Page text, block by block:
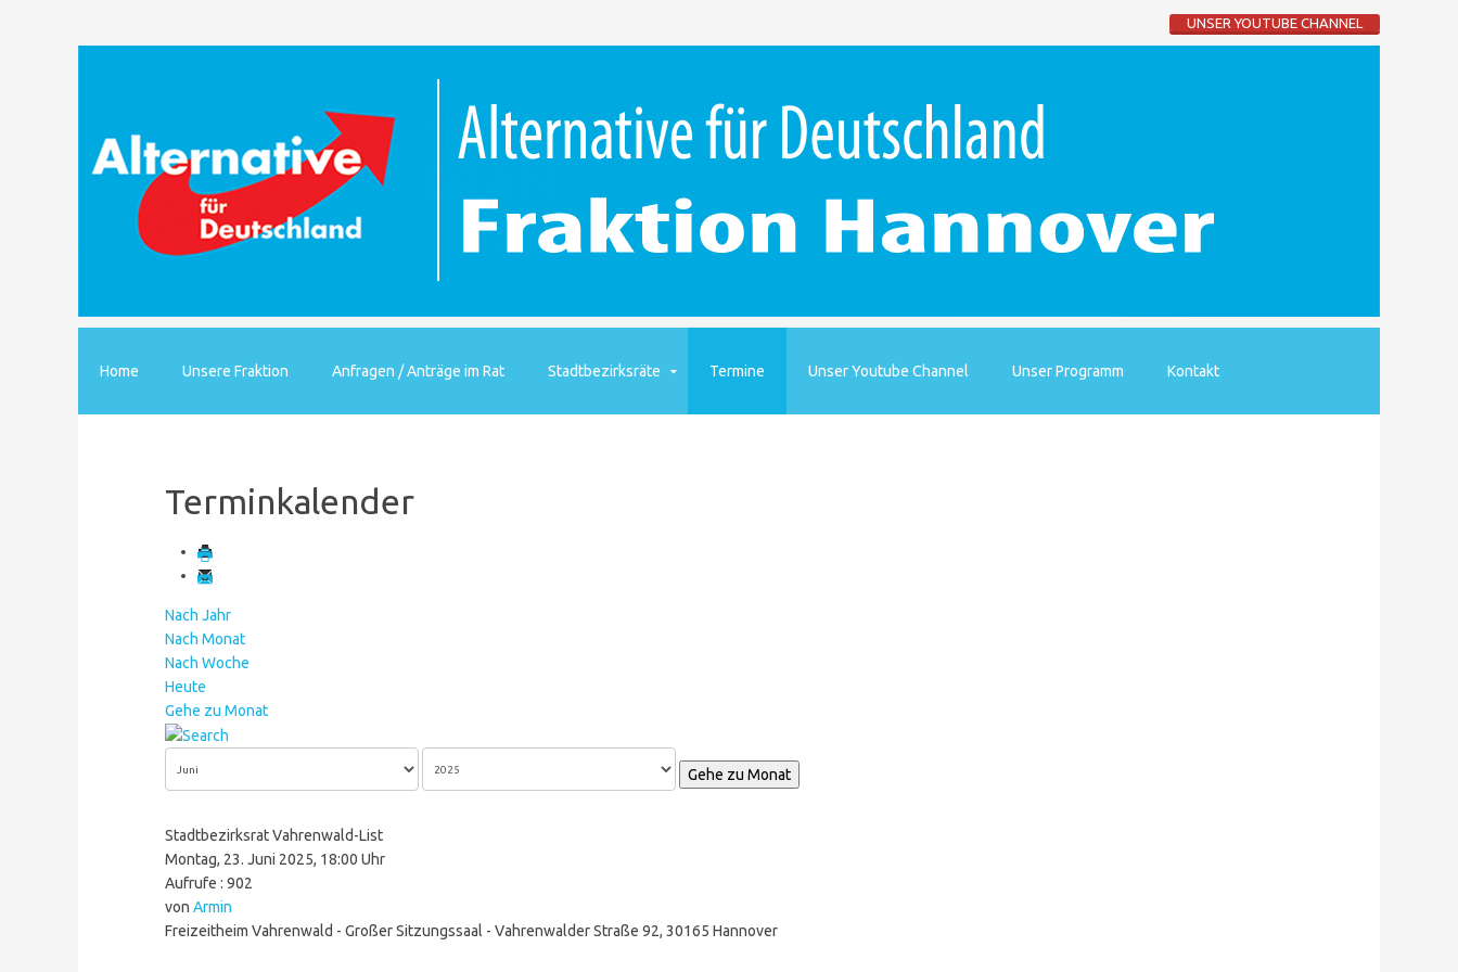
UNSER YOUTUBE CHANNEL
Home Unsere Fraktion Anfragen / Anträge im Rat Stadtbezirksräte Termine Unser Youtube Channel Unser Programm Kontakt
Terminkalender
Nach Jahr
Nach Monat
Nach Woche
Heute
Gehe zu Monat
Gehe zu Monat
Stadtbezirksrat Vahrenwald-List
Montag, 23. Juni 2025, 18:00 Uhr
Aufrufe : 902
von Armin
Freizeitheim Vahrenwald - Großer Sitzungssaal - Vahrenwalder Straße 92, 30165 Hannover